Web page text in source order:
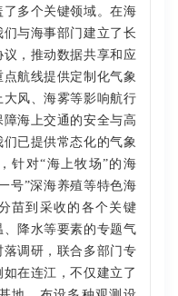
多个关键领域。在海
与海事部门建立了长
，推动数据共享和应
航线提供定制化气象
风、海雾等影响航行
海上交通的安全与高
已提供常态化的气象
针对“海上牧场”的海
号”深海养殖等特色海
苗到采收的各个关键
降水等要素的专题气
调研，联合多部门专
在连江，不仅建立了